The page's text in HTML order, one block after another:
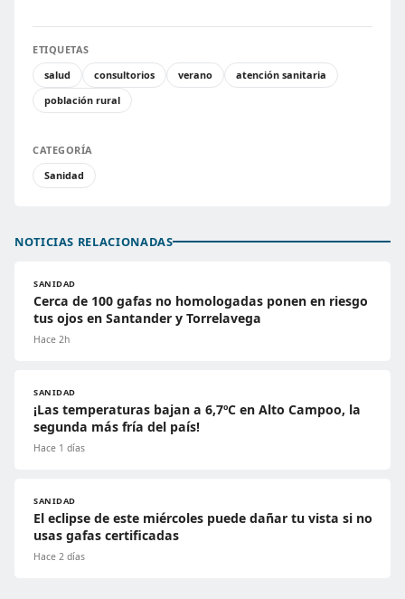
ETIQUETAS
salud
consultorios verano
atención sanitaria
población rural
CATEGORÍA
Sanidad
NOTICIAS RELACIONADAS
SANIDAD
Cerca de 100 gafas no homologadas ponen en riesgo
tus ojos en Santander y Torrelavega
Hace 2h
SANIDAD
¡Las temperaturas bajan a 6,7ºC en Alto Campoo, la
segunda más fría del país!
Hace 1 días
SANIDAD
El eclipse de este miércoles puede dañar tu vista si no
usas gafas certificadas
Hace 2 días